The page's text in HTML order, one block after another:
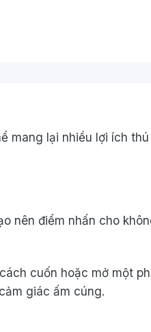
lại nhiều lợi ích
nên điểm nhấn cho
cuốn hoặc mở một
giác ấm cúng.